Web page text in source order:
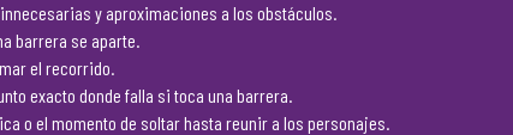
y aproximaciones a los obstáculos.
barrera se aparte.
el recorrido.
exacto donde falla si toca una barrera.
o el momento de soltar hasta reunir a los personajes.